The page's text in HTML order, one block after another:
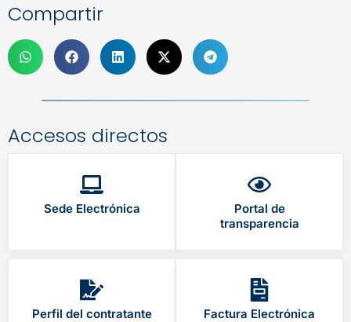
Compartir
Accesos directos
Sede Electrónica
Portal de
transparencia
Perfil del contratante Factura Electrónica